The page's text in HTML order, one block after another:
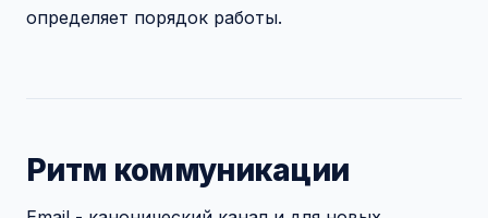
определяет порядок работы.
Ритм коммуникации